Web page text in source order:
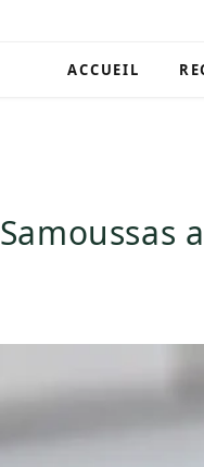
ACCUEIL
Samoussas